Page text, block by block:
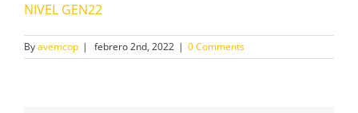
NIVEL GEN22
Byavemcop | febrero 2nd, 2022 | 0 Comments